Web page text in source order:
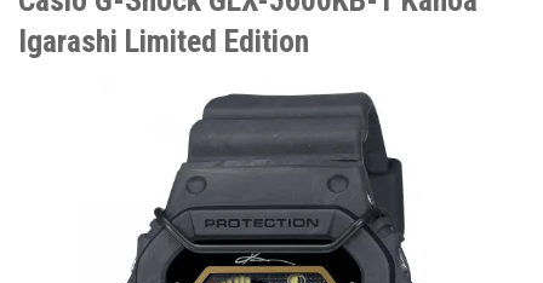
Igarashi Limited Edition